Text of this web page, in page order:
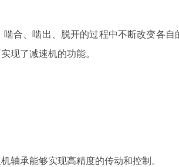
合、啮出、脱开的过程中不断改变各自
现了减速机的功能。
轴承能够实现高精度的传动和控制。